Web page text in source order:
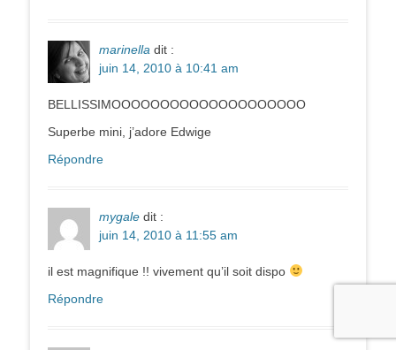
marinella dit :
juin 14, 2010 à 10:41 am
BELLISSIMOOOOOOOOOOOOOOOOOOOO
Superbe mini, j’adore Edwige
Répondre
mygale dit :
juin 14, 2010 à 11:55 am
il est magnifique !! vivement qu’il soit dispo
Répondre